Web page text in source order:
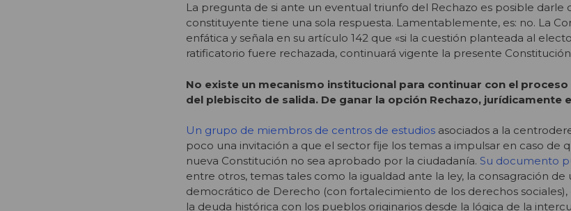
La pregunta de si ante un eventual triunfo del Rechazo es posible darle
constituyente tiene una sola respuesta. Lamentablemente, es: no. La
enfática y señala en su artículo 142 que «si la cuestión planteada al
ratificatorio fuere rechazada, continuará vigente la presente
No existe un mecanismo institucional para continuar con el
del plebiscito de salida. De ganar la opción Rechazo, jurídicamente
Un grupo de miembros de centros de estudios asociados a la
poco una invitación a que el sector fije los temas a impulsar en caso de
nueva Constitución no sea aprobado por la ciudadanía. Su documento
entre otros, temas tales como la igualdad ante la ley, la consagración de
democrático de Derecho (con fortalecimiento de los derechos
la deuda histórica con los pueblos originarios desde la lógica de la